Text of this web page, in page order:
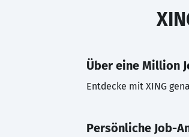
Über eine Million
Entdecke mit XING
Persönliche Job-